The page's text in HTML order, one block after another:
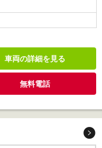
車両の詳細を見る
無料電話